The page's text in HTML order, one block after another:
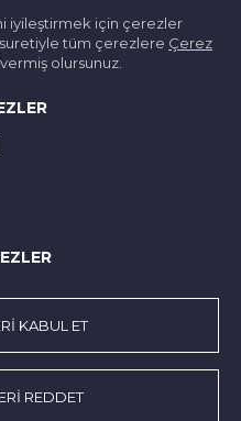
iyileştirmek için çerezler
tüm çerezlere Çerez
olursunuz.
KABUL ET
REDDET